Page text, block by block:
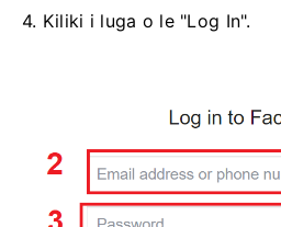
4. Kiliki i luga o le "Log In".